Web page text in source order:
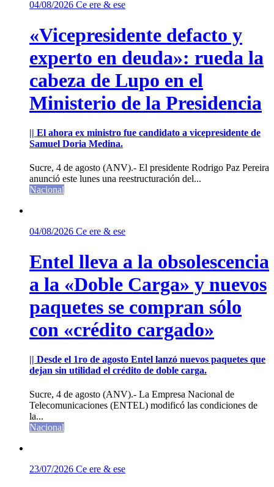
04/08/2026 Ce ere & ese
«Vicepresidente defacto y
experto en deuda»: rueda la
cabeza de Lupo en el
Ministerio de la Presidencia
|| El ahora ex ministro fue candidato a vicepresidente de
Samuel Doria Medina.
Sucre, 4 de agosto (ANV).- El presidente Rodrigo Paz Pereira
anunció este lunes una reestructuración del...
Nacional
04/08/2026 Ce ere & ese
Entel lleva a la obsolescencia
a la «Doble Carga» y nuevos
paquetes se compran sólo
con «crédito cargado»
|| Desde el 1ro de agosto Entel lanzó nuevos paquetes que
dejan sin utilidad el crédito de doble carga.
Sucre, 4 de agosto (ANV).- La Empresa Nacional de
Telecomunicaciones (ENTEL) modificó las condiciones de
la...
Nacional
23/07/2026 Ce ere & ese